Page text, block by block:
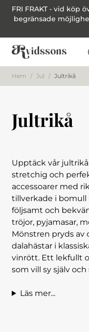
FRI FRAKT - vid köp
begränsade
Hem / Jul / Jultrikå
Jultrikå
Upptäck vår
stretchig och
accessoarer med
tillverkade i bomull
följsamt och
tröjor, pyjamasar,
Mönstren pryds av
dalahästar i
vinrött. Ett lekfullt
som vill sy själv
Läs mer...